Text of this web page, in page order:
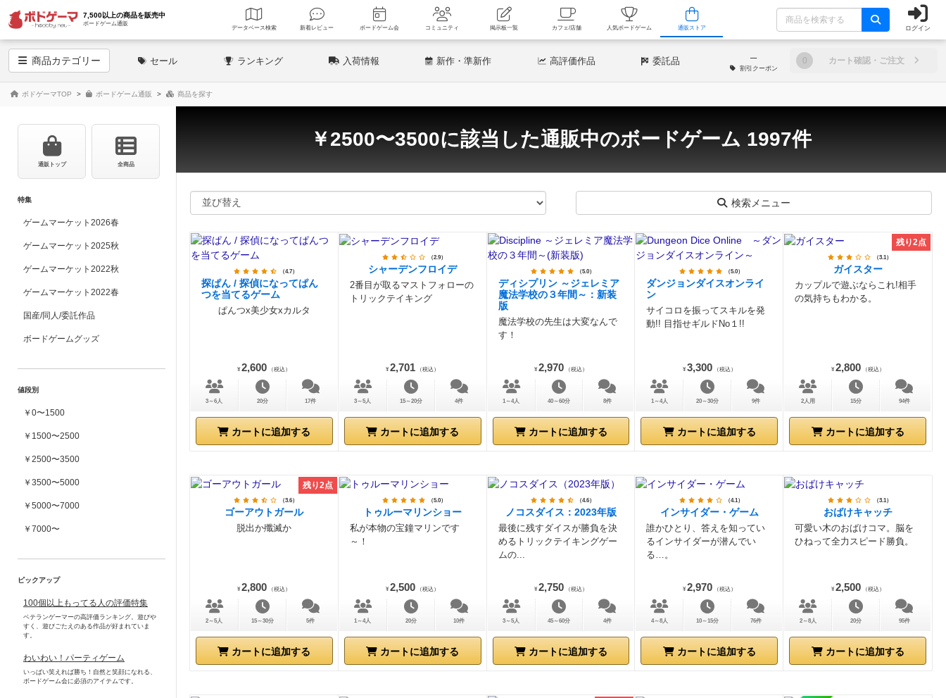
7,500以上の商品を販売中
ボードゲーム通販
データベース 検索 新着レビュー ボードゲーム会 コミュニティ 掲示板一覧 カフェ/店舗 人気ボードゲーム 通販ストア ログイン
商品カテゴリー セール ランキング 入荷情報 新作 ・準新作 高評価作品 委託品 ─
割引 クーポン
0 カート確認・ご注文
ボドゲーマTOP ボードゲーム通販 商品を探す
￥2500〜3500に該当した通販中のボードゲーム 1997件
検索メニュー
（4.7）
探ぱん / 探偵になってぱん
つを当てるゲーム
ぱんつx美少女xカルタ
¥ 2,600 （税込）
3～6人 20分 17件
カートに追加する
（2.9）
シャーデンフロイデ
2番目が取るマストフォローの
トリックテイキング
¥ 2,701 （税込）
3～5人 15～20分 4件
カートに追加する
（5.0）
ディシプリン ～ジェレミア
魔法学校の３年間～：新装
版
魔法学校の先生は大変なんで
す！
¥ 2,970 （税込）
1～4人 40～60分 8件
カートに追加する
（5.0）
ダンジョンダイスオンライ
ン
サイコロを振ってスキルを発
動!! 目指せギルドNo１!!
¥ 3,300 （税込）
1～4人 20～30分 9件
カートに追加する
残り2点
（3.1）
ガイスター
カップルで遊ぶならこれ!相手
の気持ちもわかる。
¥ 2,800 （税込）
2人用 15分 94件
カートに追加する
残り2点
（3.6）
ゴーアウトガール
脱出か殲滅か
¥ 2,800 （税込）
2～5人 15～30分 5件
カートに追加する
（5.0）
トゥルーマリンショー
私が本物の宝鐘マリンです
～！
¥ 2,500 （税込）
1～4人 20分 10件
カートに追加する
（4.6）
ノコスダイス：2023年版
最後に残すダイスが勝負を決
めるトリックテイキングゲー
ムの...
¥ 2,750 （税込）
3～5人 45～60分 4件
カートに追加する
（4.1）
インサイダー・ゲーム
誰かひとり、答えを知ってい
るインサイダーが潜んでい
る…。
¥ 2,970 （税込）
4～8人 10～15分 76件
カートに追加する
（3.1）
おばけキャッチ
可愛い木のおばけコマ。脳を
ひねって全力スピード勝負。
¥ 2,500 （税込）
2～8人 20分 95件
カートに追加する
通販トップ 全商品
特集
ゲームマーケット2026春
ゲームマーケット2025秋
ゲームマーケット2022秋
ゲームマーケット2022春
国産/同人/委託作品
ボードゲームグッズ
値段別
￥0〜1500
￥1500〜2500
￥2500〜3500
￥3500〜5000
￥5000〜7000
￥7000〜
ピックアップ
100個以上もってる人の評価特集
ベテランゲーマーの高評価ランキング。遊びや
すく、遊びごたえのある作品が好まれていま
す。
わいわい！パーティゲーム
いっぱい笑えれば勝ち！自然と笑顔になれる、
ボードゲーム会に必須のアイテムです。